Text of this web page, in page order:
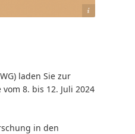
laden Sie zur
vom 8. bis 12. Juli 2024
in den